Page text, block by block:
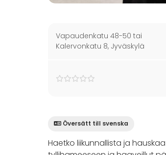
Vapaudenkatu 48-50 tai
Kalervonkatu 8, Jyväskylä
Översätt till svenska
Haetko liikunnallista ja